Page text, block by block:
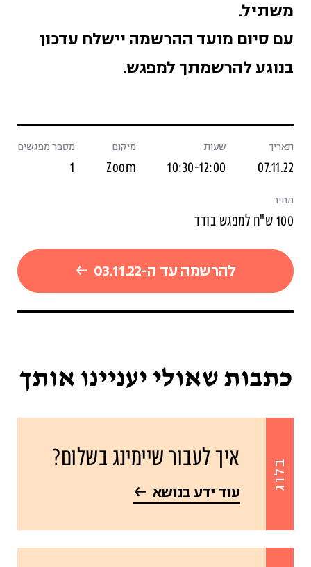
משתיל.
עם סיום מועד ההרשמה יישלח עדכון
בנוגע להרשמתך למפגש.
תאריך
07.11.22
שעות
10:30-12:00
מיקום
Zoom
מספר מפגשים
1
מחיר
100 ש"ח למפגש בודד
להרשמה עד ה-03.11.22
כתבות שאולי יעניינו אותך
בלוג איך לעבור שיימינג בשלום?
עוד ידע בנושא